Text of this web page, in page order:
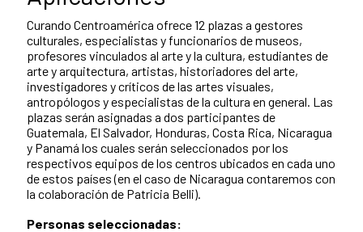
Curando Centroamérica ofrece 12 plazas a gestores
culturales, especialistas y funcionarios de museos,
profesores vinculados al arte y la cultura, estudiantes de
arte y arquitectura, artistas, historiadores del arte,
investigadores y críticos de las artes visuales,
antropólogos y especialistas de la cultura en general. Las
plazas serán asignadas a dos participantes de
Guatemala, El Salvador, Honduras, Costa Rica, Nicaragua
y Panamá los cuales serán seleccionados por los
respectivos equipos de los centros ubicados en cada uno
de estos países (en el caso de Nicaragua contaremos con
la colaboración de Patricia Belli).
Personas seleccionadas: